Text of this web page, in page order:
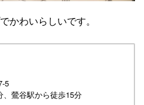
かわいらしいです。
5
、鶯谷駅から徒歩15分